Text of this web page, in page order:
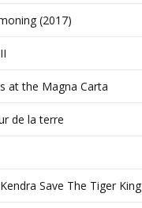
(2017)
at the Magna Carta
de la terre
Save The Tiger King